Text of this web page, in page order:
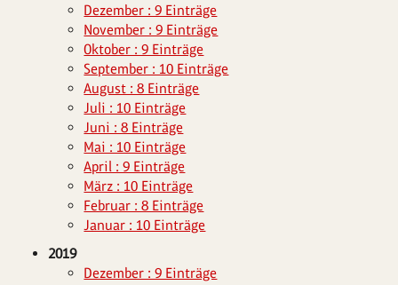
Dezember : 9 Einträge
November : 9 Einträge
Oktober : 9 Einträge
September : 10 Einträge
August : 8 Einträge
Juli : 10 Einträge
Juni : 8 Einträge
Mai : 10 Einträge
April : 9 Einträge
März : 10 Einträge
Februar : 8 Einträge
Januar : 10 Einträge
2019
Dezember : 9 Einträge